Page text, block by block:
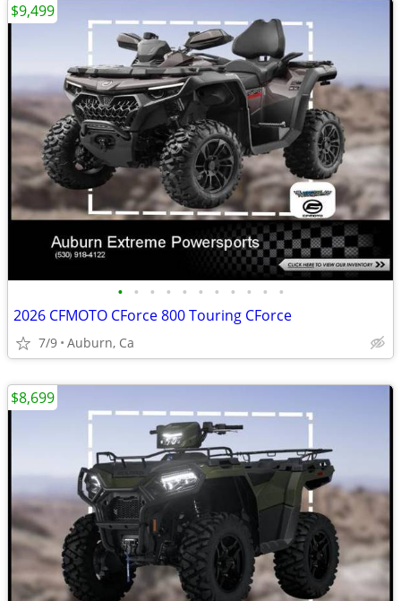
• • • • • • • • • • •
2026 CFMOTO CForce 800 Touring CForce
7/9 Auburn, Ca
$9,499
$8,699